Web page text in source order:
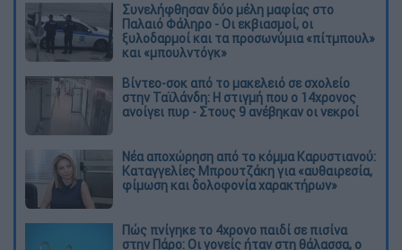
Συνελήφθησαν δύο μέλη μαφίας στο
Παλαιό Φάληρο - Οι εκβιασμοί, οι
ξυλοδαρμοί και τα προσωνύμια «πίτμπουλ»
και «μπουλντόγκ»
Βίντεο-σοκ από το μακελειό σε σχολείο
στην Ταϊλάνδη: Η στιγμή που ο 14χρονος
ανοίγει πυρ - Στους 9 ανέβηκαν οι νεκροί
Νέα αποχώρηση από το κόμμα Καρυστιανού:
Καταγγελίες Μπρουτζάκη για «αυθαιρεσία,
φίμωση και δολοφονία χαρακτήρων»
Πώς πνίγηκε το 4χρονο παιδί σε πισίνα
στην Πάρο: Οι γονείς ήταν στη θάλασσα, ο